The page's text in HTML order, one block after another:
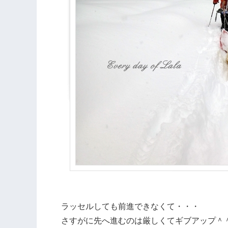
ラッセルしても前進できなくて・・・
さすがに先へ進むのは厳しくてギブアップ＾